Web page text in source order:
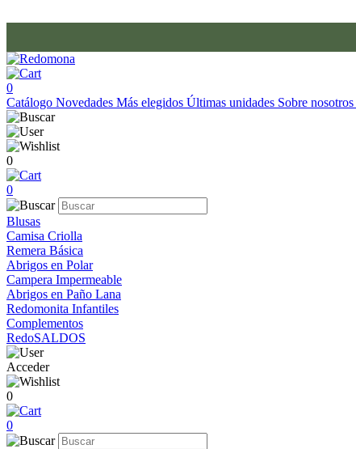
0
Catálogo Novedades Más elegidos Últimas unidades Sobre nosotros
0
0
Blusas
Camisa Criolla
Remera Básica
Abrigos en Polar
Campera Impermeable
Abrigos en Paño Lana
Redomonita Infantiles
Complementos
RedoSALDOS
Acceder
0
0